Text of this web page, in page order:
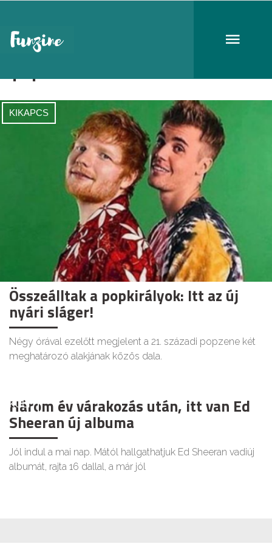
KIKAPCS
Összeálltak a popkirályok: Itt az új
nyári sláger!
Négy órával ezelőtt megjelent a 21. századi popzene két
meghatározó alakjának közös dala.
KULT
Három év várakozás után, itt van Ed
Sheeran új albuma
Jól indul a mai nap. Mától hallgathatjuk Ed Sheeran vadiúj
albumát, rajta 16 dallal, a már jól